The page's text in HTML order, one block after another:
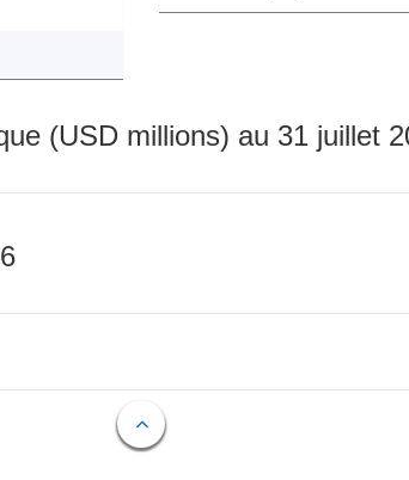
(USD millions) au 31 juillet